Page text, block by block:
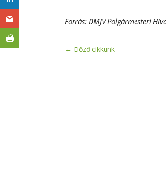
Forrás: DMJV Polgármesteri
← Előző cikkünk